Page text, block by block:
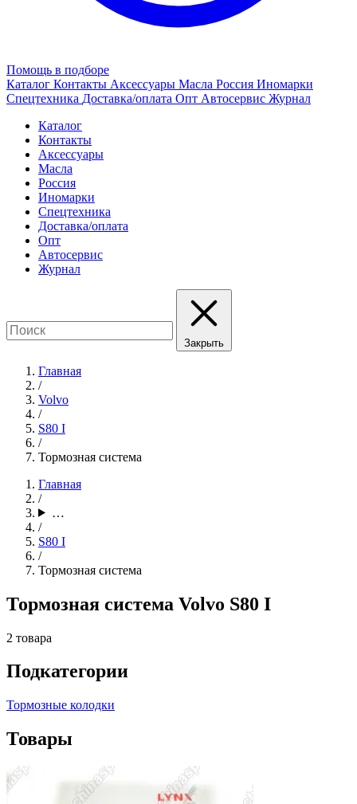
Помощь в подборе
Каталог Контакты Аксессуары Масла Россия Иномарки
Спецтехника Доставка/оплата Опт Автосервис Журнал
Каталог
Контакты
Аксессуары
Масла
Россия
Иномарки
Спецтехника
Доставка/оплата
Опт
Автосервис
Журнал
Закрыть
Главная
/
Volvo
/
S80 I
/
Тормозная система
Главная
/
…
/
S80 I
/
Тормозная система
Тормозная система Volvo S80 I
2 товара
Подкатегории
Тормозные колодки
Товары